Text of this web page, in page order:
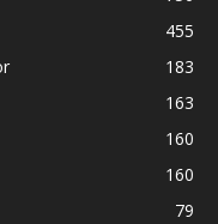
455
183
163
160
160
79